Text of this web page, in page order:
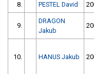
8. PESTEL David
9.
DRAGON
Jakub
10. HANUS Jakub